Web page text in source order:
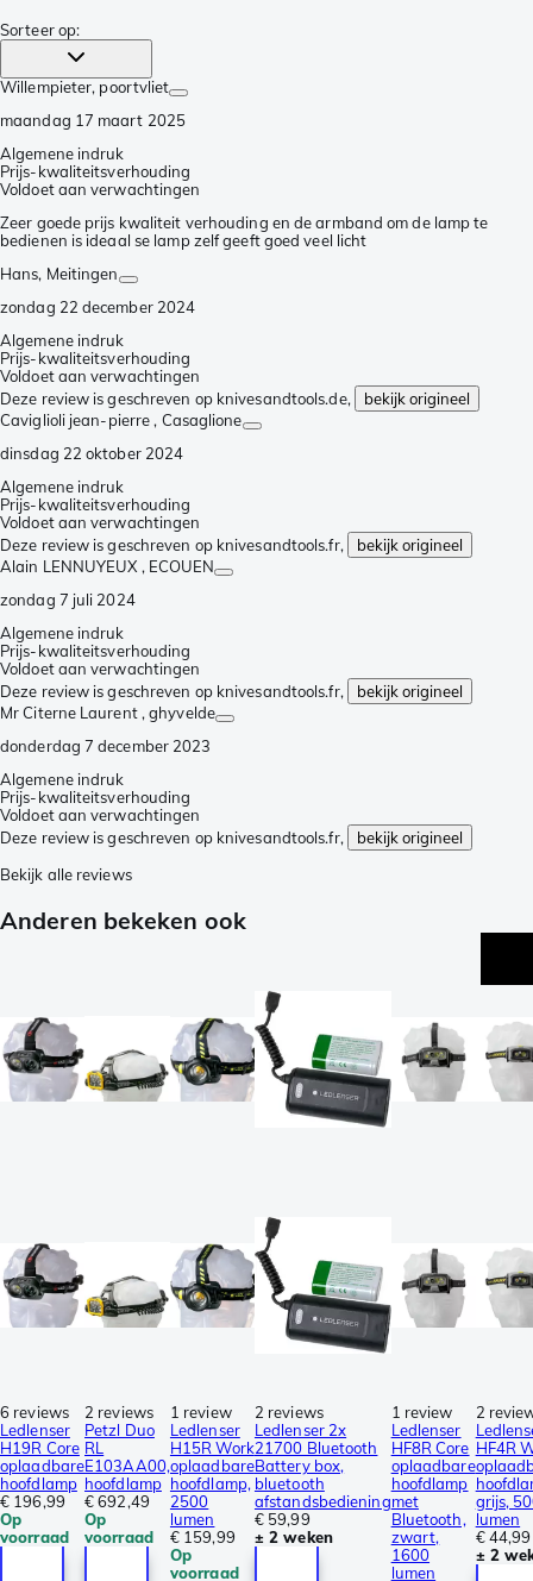
Sorteer op:
Willempieter, poortvliet
maandag 17 maart 2025
Algemene indruk
Prijs-kwaliteitsverhouding
Voldoet aan verwachtingen
Zeer goede prijs kwaliteit verhouding en de armband om de lamp te
bedienen is ideaal se lamp zelf geeft goed veel licht
Hans, Meitingen
zondag 22 december 2024
Algemene indruk
Prijs-kwaliteitsverhouding
Voldoet aan verwachtingen
Deze review is geschreven op knivesandtools.de,
bekijk origineel
Caviglioli jean-pierre , Casaglione
dinsdag 22 oktober 2024
Algemene indruk
Prijs-kwaliteitsverhouding
Voldoet aan verwachtingen
Deze review is geschreven op knivesandtools.fr,
bekijk origineel
Alain LENNUYEUX , ECOUEN
zondag 7 juli 2024
Algemene indruk
Prijs-kwaliteitsverhouding
Voldoet aan verwachtingen
Deze review is geschreven op knivesandtools.fr,
bekijk origineel
Mr Citerne Laurent , ghyvelde
donderdag 7 december 2023
Algemene indruk
Prijs-kwaliteitsverhouding
Voldoet aan verwachtingen
Deze review is geschreven op knivesandtools.fr,
bekijk origineel
Bekijk alle reviews
Anderen bekeken ook
6 reviews
Ledlenser
H19R Core
oplaadbare
hoofdlamp
€ 196,99
Op
voorraad
2 reviews
Petzl Duo
RL
E103AA00,
hoofdlamp
€ 692,49
Op
voorraad
1 review
Ledlenser
H15R Work
oplaadbare
hoofdlamp,
2500
lumen
€ 159,99
Op
voorraad
2 reviews
Ledlenser 2x
21700 Bluetooth
Battery box,
bluetooth
afstandsbediening
€ 59,99
± 2 weken
1 review
Ledlenser
HF8R Core
oplaadbare
hoofdlamp
met
Bluetooth,
zwart,
1600
lumen
2
HF4R
grijs,
lumen
€ 44,99
± 2